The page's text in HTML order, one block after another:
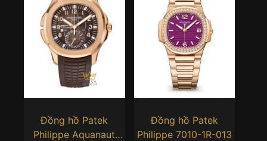
Đồng hồ Patek
Philippe Aquanaut
Đồng hồ Patek
Philippe 7010-1R-013